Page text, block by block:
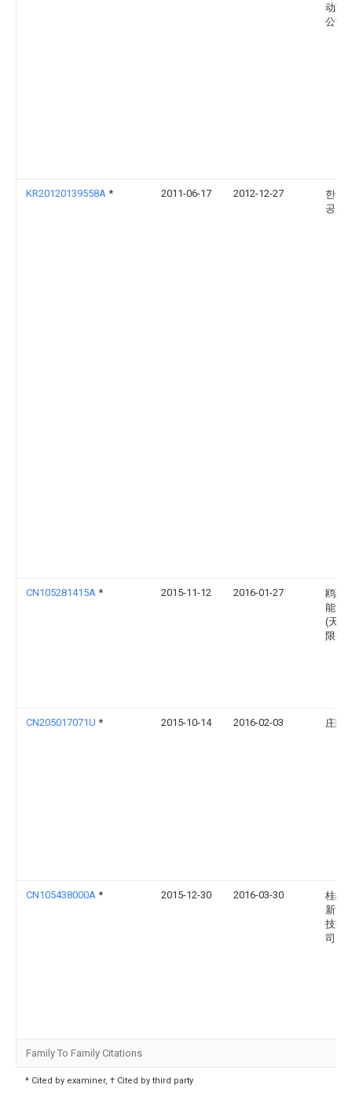
动车
公司
KR20120139558A * 2011-06-17 2012-12-27
한국
공사
CN105281415A * 2015-11-12 2016-01-27
鸥瑞
能源
(天津
限公
CN205017071U * 2015-10-14 2016-02-03 庄阿
CN105438000A * 2015-12-30 2016-03-30
桂林
新能
技有
司
Family To Family Citations
* Cited by examiner, † Cited by third party